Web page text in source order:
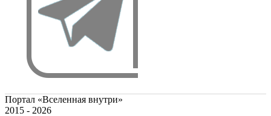
Портал «Вселенная внутри»
2015 - 2026